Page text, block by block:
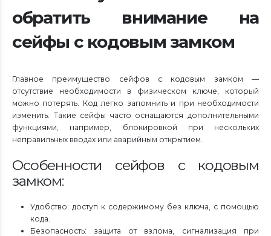
обратить внимание на
сейфы с кодовым замком
Главное преимущество сейфов с кодовым замком —
отсутствие необходимости в физическом ключе, который
можно потерять. Код легко запомнить и при необходимости
изменить. Такие сейфы часто оснащаются дополнительными
функциями, например, блокировкой при нескольких
неправильных вводах или аварийным открытием.
Особенности сейфов с кодовым
замком:
Удобство: доступ к содержимому без ключа, с помощью
кода.
Безопасность: защита от взлома, сигнализация при